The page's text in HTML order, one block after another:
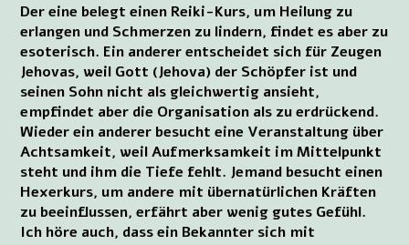
Der eine belegt einen Reiki-Kurs, um Heilung zu
erlangen und Schmerzen zu lindern, findet es aber zu
esoterisch. Ein anderer entscheidet sich für Zeugen
Jehovas, weil Gott (Jehova) der Schöpfer ist und
seinen Sohn nicht als gleichwertig ansieht,
empfindet aber die Organisation als zu erdrückend.
Wieder ein anderer besucht eine Veranstaltung über
Achtsamkeit, weil Aufmerksamkeit im Mittelpunkt
steht und ihm die Tiefe fehlt. Jemand besucht einen
Hexerkurs, um andere mit übernatürlichen Kräften
zu beeinflussen, erfährt aber wenig gutes Gefühl.
Ich höre auch, dass ein Bekannter sich mit